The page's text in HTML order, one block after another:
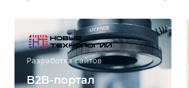
Разработка сайтов
B2B-портал